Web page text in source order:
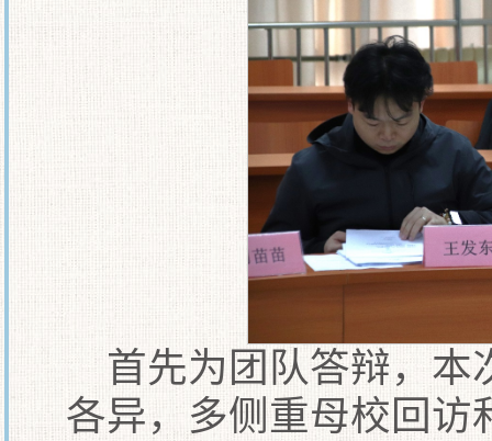
首先为团队答辩，本
各异，多侧重母校回访